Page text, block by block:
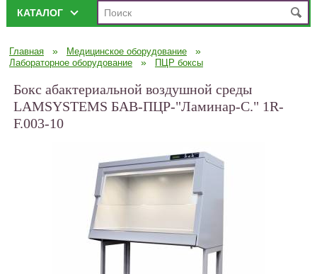
КАТАЛОГ
Главная » Медицинское оборудование »
Лабораторное оборудование » ПЦР боксы
Бокс абактериальной воздушной среды
LAMSYSTEMS БАВ-ПЦР-"Ламинар-С." 1R-
F.003-10